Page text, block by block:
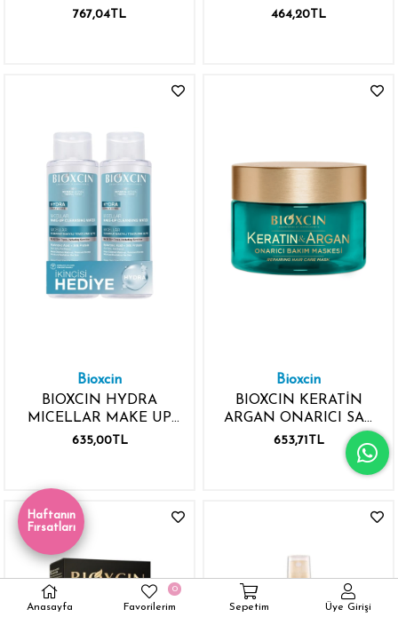
KARŞITI GECE GÖZ
767,04TL
SIVI SAÇ KREMİ 150ML
464,20TL
Bioxcin
BIOXCIN HYDRA
MICELLAR MAKE UP
CLEANSING WATER
635,00TL
Bioxcin
BIOXCIN KERATİN
ARGAN ONARICI SAÇ
BAKIM MASKESİ
653,71TL
Haftanın
Fırsatları
Anasayfa Favorilerim
0
Sepetim Üye Girişi